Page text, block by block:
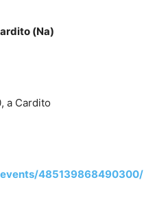
(Na)
a Cardito
485139868490300/